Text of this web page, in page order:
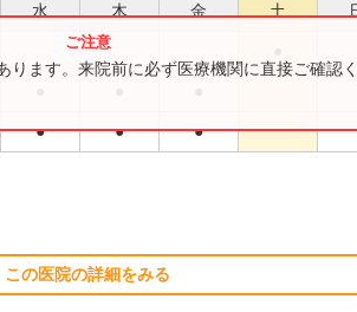
水 木 金 土
● ● ●
ます。来院前に必ず医療機関に直接ご確認く
この医院の詳細をみる